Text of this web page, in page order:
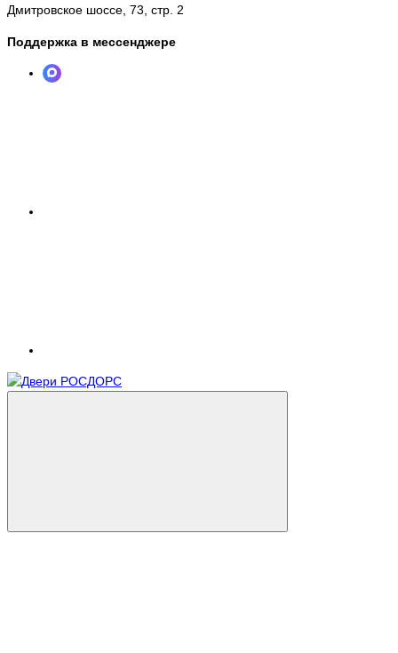
Дмитровское шоссе, 73, стр. 2
Поддержка в мессенджере